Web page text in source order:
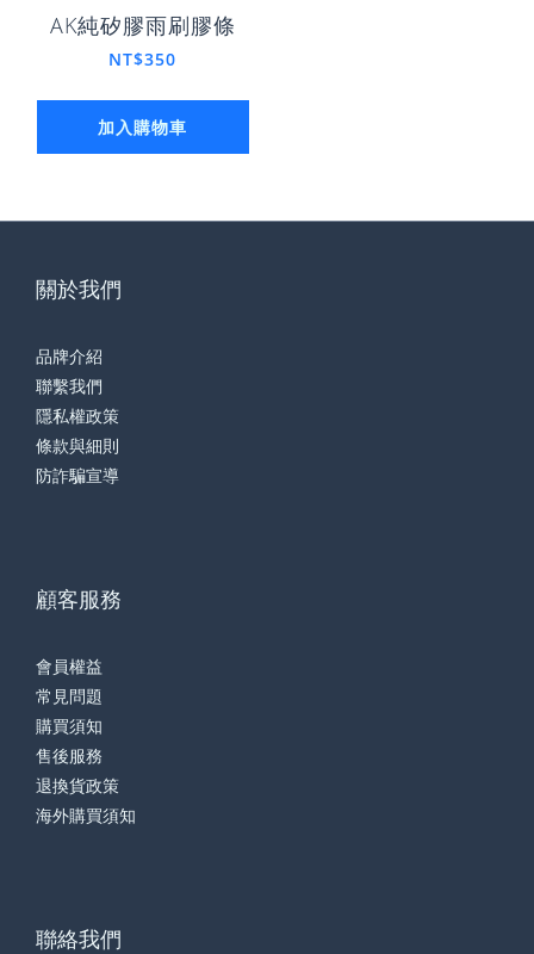
AK純矽膠雨刷膠條
NT$350
加入購物車
關於我們
品牌介紹
聯繫我們
隱私權政策
條款與細則
防詐騙宣導
顧客服務
會員權益
常見問題
購買須知
售後服務
退換貨政策
海外購買須知
聯絡我們